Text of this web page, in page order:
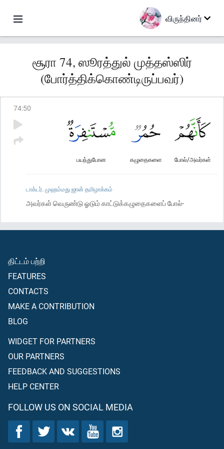
விருந்தினர்
சூரா 74, ஸூரத்துல் முத்தஸ்ஸிர்
(போர்த்திக்கொண்டிருப்பவர்)
74:50
போல்/அவர்கள்
கழுதைகளை
பயந்துபோன
டாக்டர். முஹம்மது ஜான் தமிழாக்கம்
அவர்கள் வெருண்டு ஓடும் காட்டுக்கழுதைகளைப் போல்-
திட்டம் பற்றி
FEATURES
CONTACTS
MAKE A CONTRIBUTION
BLOG
WIDGET FOR PARTNERS
OUR PARTNERS
FEEDBACK AND SUGGESTIONS
HELP CENTER
FOLLOW US ON SOCIAL MEDIA